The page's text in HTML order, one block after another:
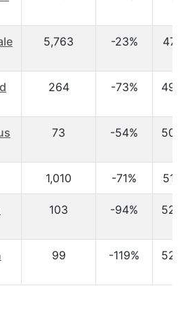
5,763 -23%
264 -73%
73 -54%
1,010 -71%
103 -94%
99 -119%